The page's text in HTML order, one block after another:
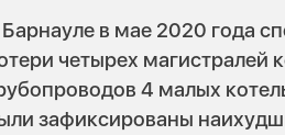
в мае 2020 года
четырех магистралей
4 малых
зафиксированы